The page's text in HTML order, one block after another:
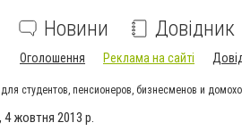
Новини Довідник
Оголошення Реклама на сайті
студентов, пенсионеров, бизнесменов и
4 жовтня 2013 р.